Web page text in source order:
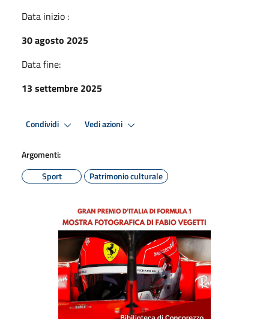
Data inizio :
30 agosto 2025
Data fine:
13 settembre 2025
Condividi Vedi azioni
Argomenti:
Sport
Patrimonio culturale